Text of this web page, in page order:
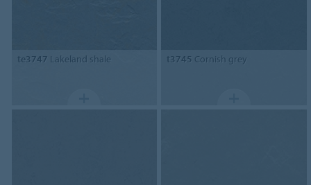
te3747 Lakeland shale t3745 Cornish grey